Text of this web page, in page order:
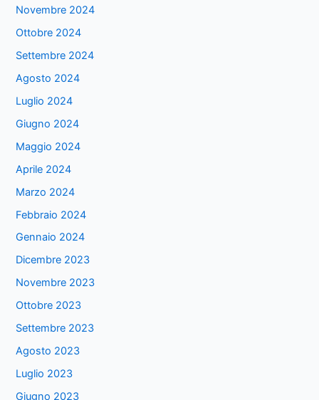
Novembre 2024
Ottobre 2024
Settembre 2024
Agosto 2024
Luglio 2024
Giugno 2024
Maggio 2024
Aprile 2024
Marzo 2024
Febbraio 2024
Gennaio 2024
Dicembre 2023
Novembre 2023
Ottobre 2023
Settembre 2023
Agosto 2023
Luglio 2023
Giugno 2023